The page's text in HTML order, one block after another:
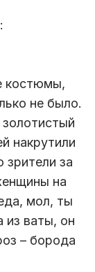
костюмы,
не было.
накрутили
за
на
мол, ты
из ваты, он
– борода